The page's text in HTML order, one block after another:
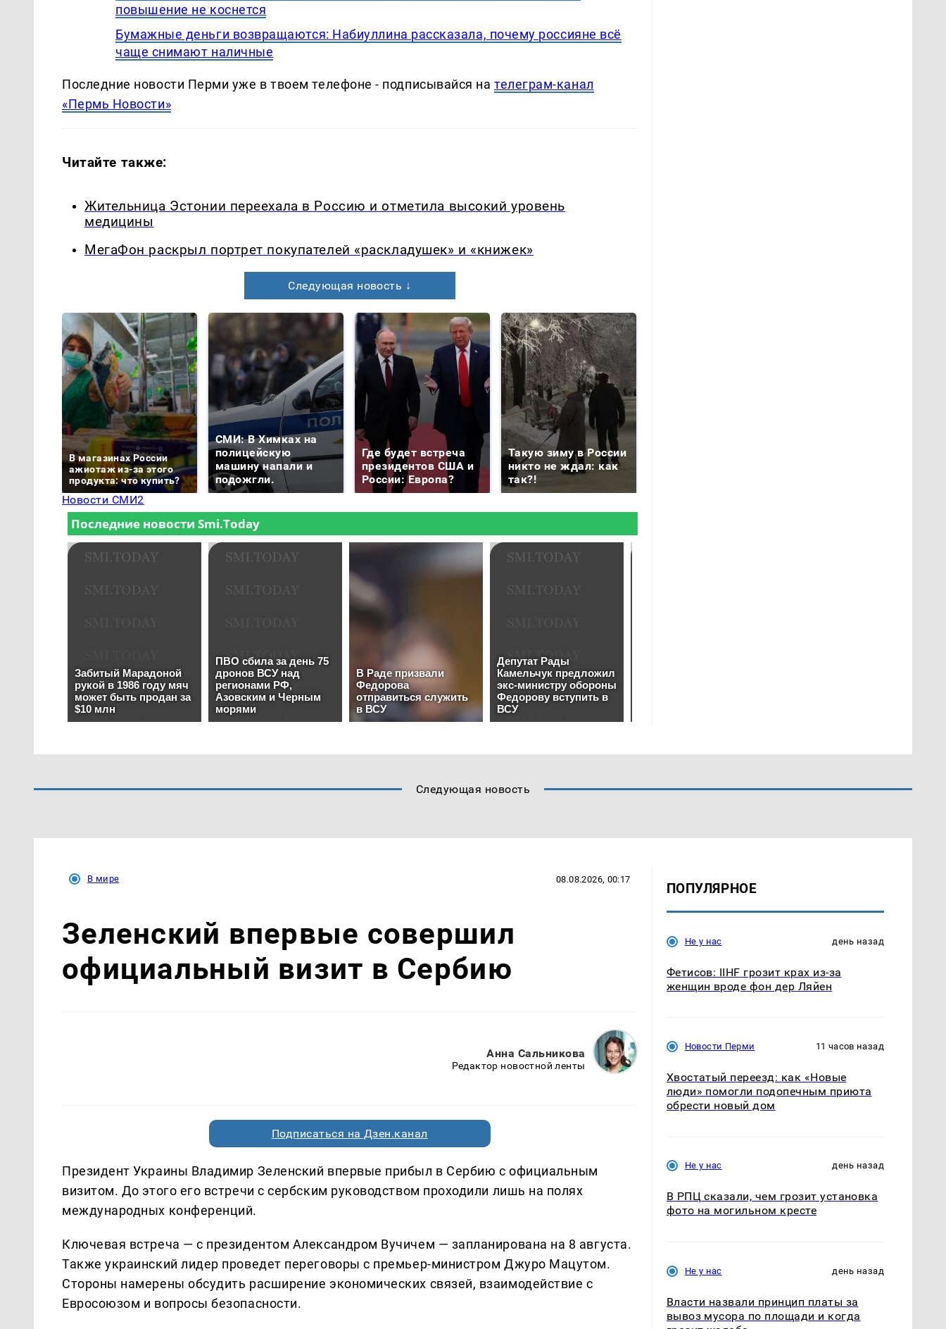
повышение не коснется
Бумажные деньги возвращаются: Набиуллина рассказала, почему россияне всё
чаще снимают наличные
Последние новости Перми уже в твоем телефоне - подписывайся нателеграм-канал
«Пермь Новости»
Читайте также:
Жительница Эстонии переехала в Россию и отметила высокий уровень
медицины
МегаФон раскрыл портрет покупателей «раскладушек» и «книжек»
Следующая новость ↓
В магазинах России
ажиотаж из-за этого
продукта: что купить?
СМИ: В Химках на
полицейскую
машину напали и
подожгли.
Где будет встреча
президентов США и
России: Европа?
Такую зиму в России
никто не ждал: как
так?!
Новости СМИ2
Следующая новость
В мире 08.08.2026, 00:17
Зеленский впервые совершил
официальный визит в Сербию
Анна Сальникова
Редактор новостной ленты
Подписаться на Дзен.канал
Президент Украины Владимир Зеленский впервые прибыл в Сербию с официальным
визитом. До этого его встречи с сербским руководством проходили лишь на полях
международных конференций.
Ключевая встреча — с президентом Александром Вучичем — запланирована на 8 августа.
Также украинский лидер проведет переговоры с премьер-министром Джуро Мацутом.
Стороны намерены обсудить расширение экономических связей, взаимодействие с
Евросоюзом и вопросы безопасности.
ПОПУЛЯРНОЕ
Не у нас день назад
Фетисов: IIHF грозит крах из-за
женщин вроде фон дер Ляйен
Новости Перми 11 часов назад
Хвостатый переезд: как «Новые
люди» помогли подопечным приюта
обрести новый дом
Не у нас день назад
В РПЦ сказали, чем грозит установка
фото на могильном кресте
Не у нас день назад
Власти назвали принцип платы за
вывоз мусора по площади и когда